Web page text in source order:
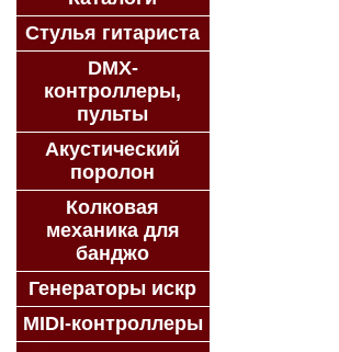
Стулья гитариста
DMX-
контроллеры,
пульты
Акустический
поролон
Колковая
механика для
банджо
Генераторы искр
MIDI-контроллеры